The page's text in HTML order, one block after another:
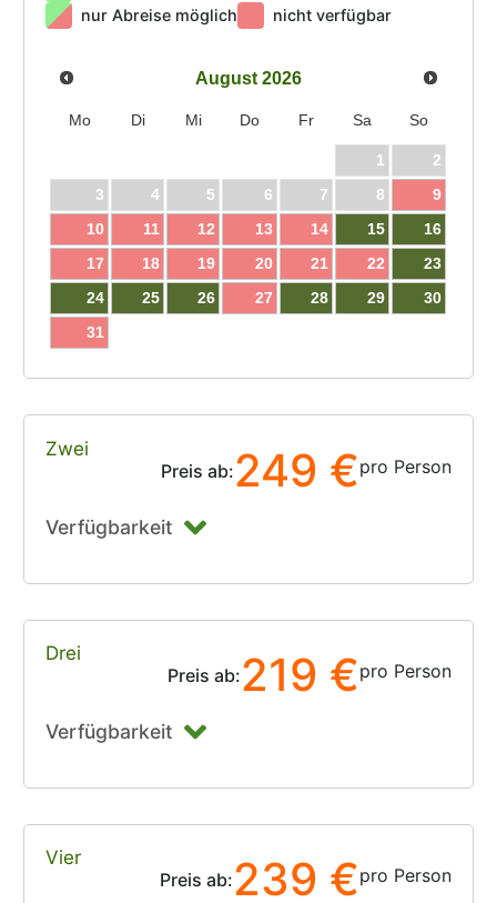
nur Abreise möglich
nicht verfügbar
August 2026
Mo Di Mi Do Fr Sa So
1
2
3
4 5 6 7 8
9
10
11 12 13 14 15
16
17
18 19 20 21 22
23
24
25 26 27 28 29
30
31
Zwei
Preis ab:249 €pro Person
Verfügbarkeit
Drei
Preis ab:219 €pro Person
Verfügbarkeit
Vier
Preis ab:239 €pro Person